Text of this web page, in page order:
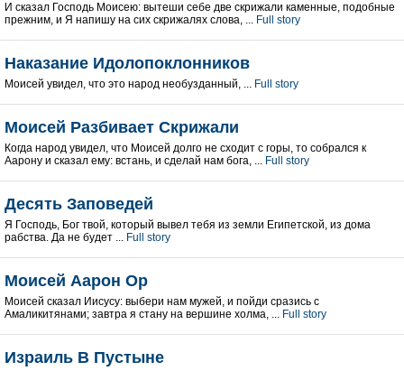
И сказал Господь Моисею: вытеши себе две скрижали каменные, подобные
прежним, и Я напишу на сих скрижалях слова, ... Full story
Наказание Идолопоклонников
Моисей увидел, что это народ необузданный, ... Full story
Моисей Разбивает Скрижали
Когда народ увидел, что Моисей долго не сходит с горы, то собрался к
Аарону и сказал ему: встань, и сделай нам бога, ... Full story
Десять Заповедей
Я Господь, Бог твой, который вывел тебя из земли Египетской, из дома
рабства. Да не будет ... Full story
Моисей Аарон Ор
Моисей сказал Иисусу: выбери нам мужей, и пойди сразись с
Амаликитянами; завтра я стану на вершине холма, ... Full story
Израиль В Пустыне